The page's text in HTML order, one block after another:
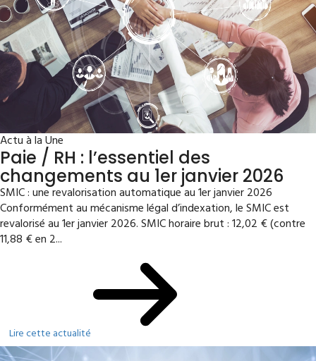
Actu à la Une
Paie / RH : l’essentiel des
changements au 1er janvier 2026
SMIC : une revalorisation automatique au 1er janvier 2026
Conformément au mécanisme légal d’indexation, le SMIC est
revalorisé au 1er janvier 2026. SMIC horaire brut : 12,02 € (contre
11,88 € en 2...
Lire cette actualité